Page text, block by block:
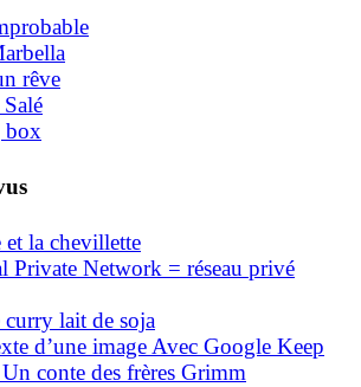
rêve
box
la chevillette
Private Network = réseau privé
curry lait de soja
d’une image Avec Google Keep
conte des frères Grimm